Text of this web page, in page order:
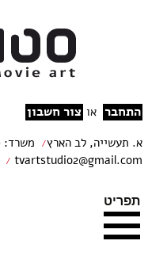
studio2
התחבר או צור חשבון
א. תעשייה, לב הארץ משרד: 03-6816559
tvartstudio2@gmail.com
תפריט